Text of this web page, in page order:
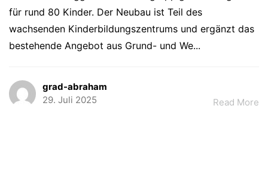
für rund 80 Kinder. Der Neubau ist Teil des
wachsenden Kinderbildungszentrums und ergänzt das
bestehende Angebot aus Grund- und We...
grad-abraham
29. Juli 2025
Read More